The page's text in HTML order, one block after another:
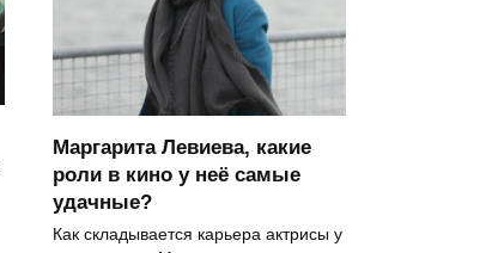
Маргарита Левиева, какие
роли в кино у неё самые
удачные?
Как складывается карьера актрисы у